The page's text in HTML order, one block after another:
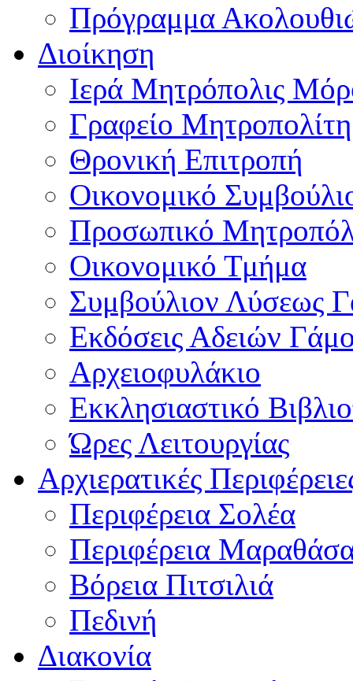
Πρόγραμμα
Διοίκηση
Ιερά Μητρόπολις
Γραφείο Μητροπολίτη
Θρονική Επιτροπή
Οικονομικό
Προσωπικό
Οικονομικό Τμήμα
Συμβούλιον Λύσεως
Εκδόσεις Αδειών
Αρχειοφυλάκιο
Εκκλησιαστικό
Ώρες Λειτουργίας
Αρχιερατικές
Περιφέρεια Σολέα
Περιφέρεια
Βόρεια Πιτσιλιά
Πεδινή
Διακονία